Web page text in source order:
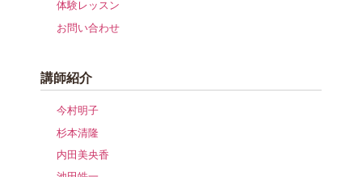
体験レッスン
お問い合わせ
講師紹介
今村明子
杉本清隆
内田美央香